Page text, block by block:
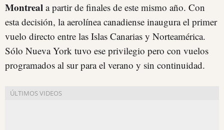
Montreal a partir de finales de este mismo año. Con
esta decisión, la aerolínea canadiense inaugura el primer
vuelo directo entre las Islas Canarias y Norteamérica.
Sólo Nueva York tuvo ese privilegio pero con vuelos
programados al sur para el verano y sin continuidad.